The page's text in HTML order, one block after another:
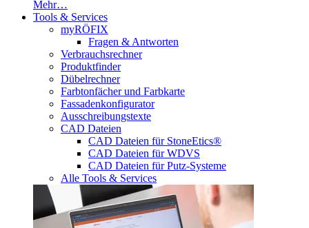
Mehr…
Tools & Services
myRÖFIX
Fragen & Antworten
Verbrauchsrechner
Produktfinder
Dübelrechner
Farbtonfächer und Farbkarte
Fassadenkonfigurator
Ausschreibungstexte
CAD Dateien
CAD Dateien für StoneEtics®
CAD Dateien für WDVS
CAD Dateien für Putz-Systeme
Alle Tools & Services